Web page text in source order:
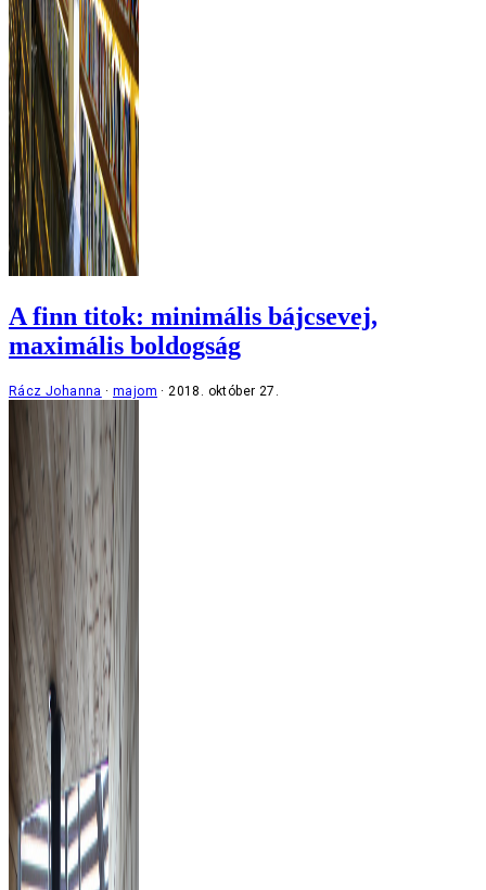
A finn titok: minimális bájcsevej,
maximális boldogság
Rácz Johanna majom 2018. október 27.